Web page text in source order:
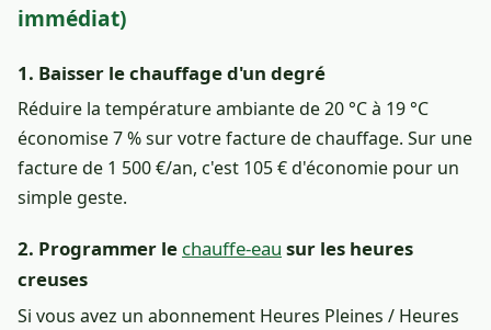
immédiat)
1. Baisser le chauffage d'un degré
Réduire la température ambiante de 20 °C à 19 °C
économise 7 % sur votre facture de chauffage. Sur une
facture de 1 500 €/an, c'est 105 € d'économie pour un
simple geste.
2. Programmer le chauffe-eau sur les heures
creuses
Si vous avez un abonnement Heures Pleines / Heures